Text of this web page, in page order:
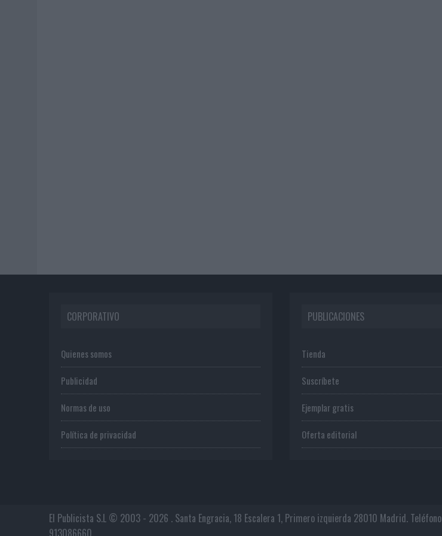
CORPORATIVO
Quienes somos
Publicidad
Normas de uso
Política de privacidad
PUBLICACIONES
Tienda
Suscríbete
Ejemplar gratis
Oferta editorial
El Publicista S.L © 2003 - 2026 . Santa Engracia, 18 Escalera 1, Primero izquierda 28010 Madrid. Teléfono
913086660.